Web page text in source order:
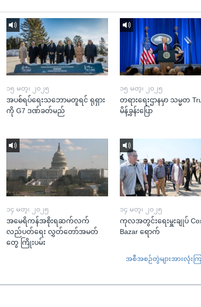
၁၅ မတ္၊ ၂၀၂၅
အပစ်ရပ်ရေးသဘောမတူရင် ရုရှား
ကို G7 ဒဏ်ခတ်မည်
၁၅ မတ္၊ ၂၀၂၅
တရားရေးဌာနမှာ သမ္မတ
မိန့်ခွန်းပြော
၁၄ မတ္၊ ၂၀၂၅
အမေရိကန်အစိုးရဆက်လက်
လည်ပတ်ရေး လွှတ်တော်အမတ်
တွေ ကြိုးပမ်း
၁၄ မတ္၊ ၂၀၂၅
ကုလအတွင်းရေးမှူးချုပ်
Bazar ရောက်
အစီအစဉ်တွဲများအားလုံးက